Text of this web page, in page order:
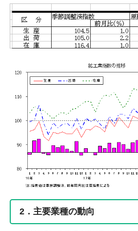
2．主要業種の動向